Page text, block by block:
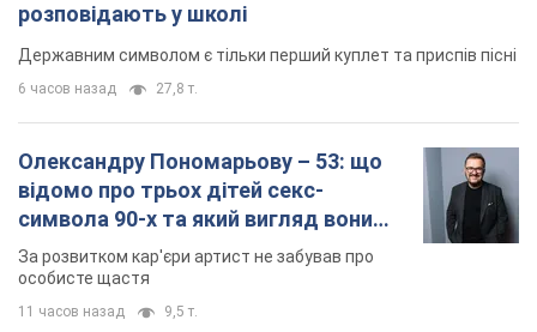
розповідають у школі
Державним символом є тільки перший куплет та приспів пісні
6 часов назад 27,8 т.
Олександру Пономарьову – 53: що
відомо про трьох дітей секс-
символа 90-х та який вигляд вони
мають
За розвитком кар'єри артист не забував про
особисте щастя
11 часов назад 9,5 т.